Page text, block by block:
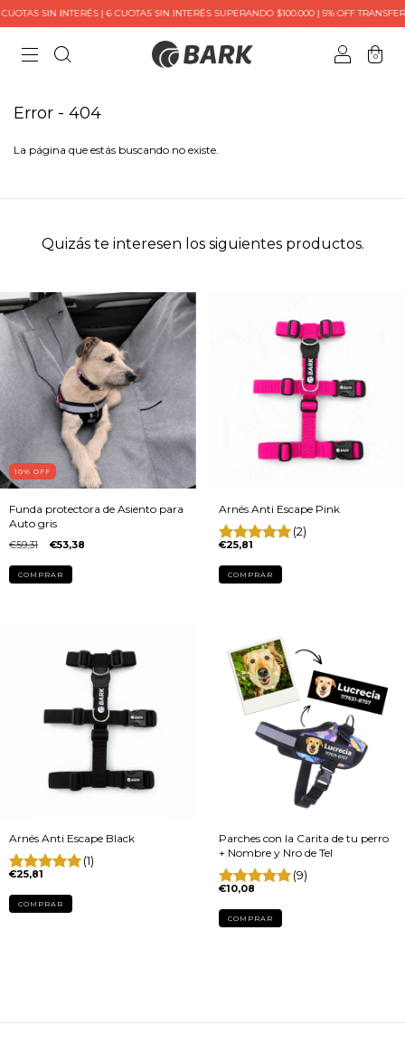
SIN INTERÉS | 6 CUOTAS SIN INTERÉS SUPERANDO $100.000 | 5% OFF
0
Error - 404
La página que estás buscando no existe.
Quizás te interesen los siguientes productos.
10% OFF
Funda protectora de Asiento para
Auto gris
€59,31 €53,38
Arnés Anti Escape Pink
(2)
€25,81
COMPRAR
Arnés Anti Escape Black
(1)
€25,81
COMPRAR
Parches con la Carita de tu perro
+ Nombre y Nro de Tel
(9)
€10,08
COMPRAR